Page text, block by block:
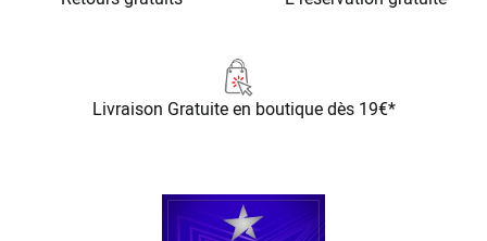
Livraison Gratuiteen boutique dès 19€*